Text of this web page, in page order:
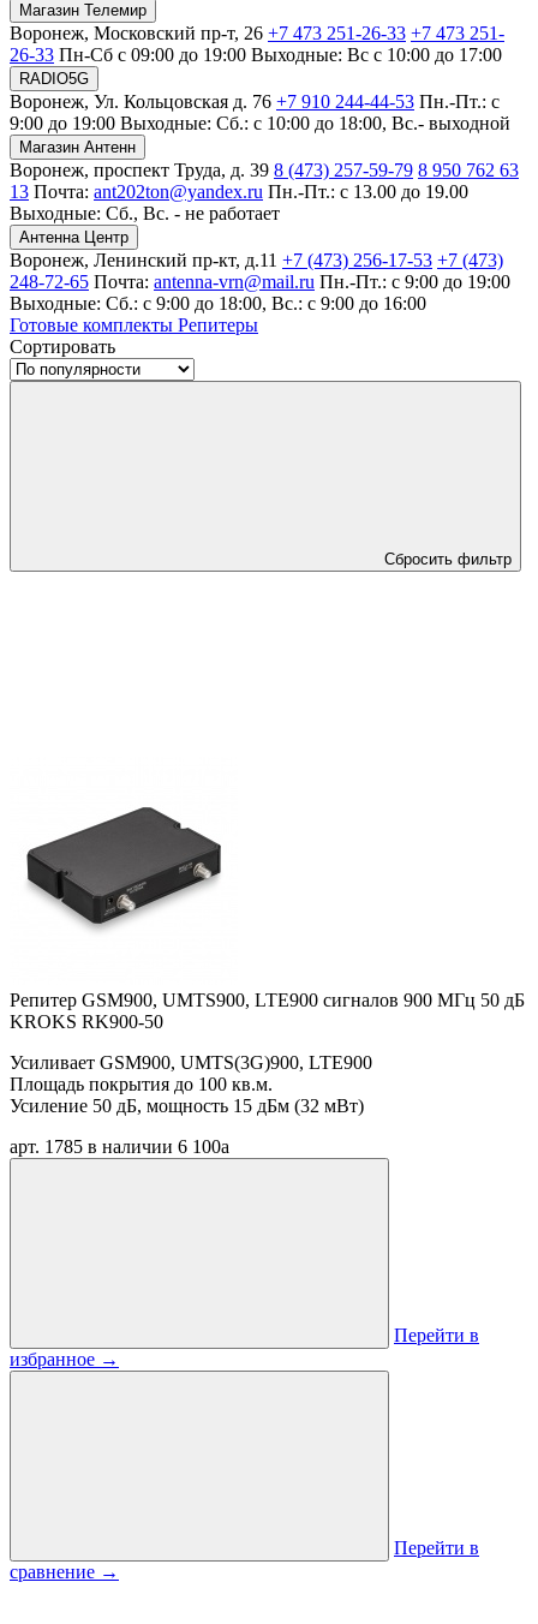
Магазин Телемир
Воронеж, Московский пр-т, 26 +7 473 251-26-33 +7 473 251-
26-33 Пн-Сб с 09:00 до 19:00 Выходные: Вс с 10:00 до 17:00
RADIO5G
Воронеж, Ул. Кольцовская д. 76 +7 910 244-44-53 Пн.-Пт.: с
9:00 до 19:00 Выходные: Сб.: с 10:00 до 18:00, Вс.- выходной
Магазин Антенн
Воронеж, проспект Труда, д. 39 8 (473) 257-59-79 8 950 762 63
13 Почта: ant202ton@yandex.ru Пн.-Пт.: с 13.00 до 19.00
Выходные: Сб., Вс. - не работает
Антенна Центр
Воронеж, Ленинский пр-кт, д.11 +7 (473) 256-17-53 +7 (473)
248-72-65 Почта: antenna-vrn@mail.ru Пн.-Пт.: с 9:00 до 19:00
Выходные: Сб.: с 9:00 до 18:00, Вс.: с 9:00 до 16:00
Готовые комплекты Репитеры
Сортировать
Сбросить фильтр
Репитер GSM900, UMTS900, LTE900 сигналов 900 МГц 50 дБ
KROKS RK900-50
Усиливает GSM900, UMTS(3G)900, LTE900
Площадь покрытия до 100 кв.м.
Усиление 50 дБ, мощность 15 дБм (32 мВт)
арт. 1785 в наличии 6 100a
Перейти в
избранное →
Перейти в
сравнение →